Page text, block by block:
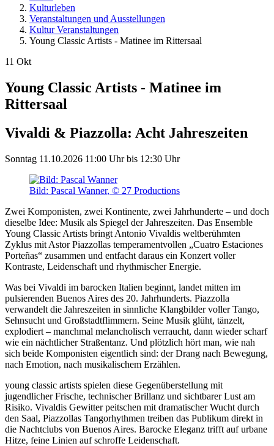
Kulturleben
Veranstaltungen und Ausstellungen
Kultur Veranstaltungen
Young Classic Artists - Matinee im Rittersaal
11 Okt
Young Classic Artists - Matinee im
Rittersaal
Vivaldi & Piazzolla: Acht Jahreszeiten
Sonntag 11.10.2026 11:00 Uhrbis 12:30 Uhr
Bild: Pascal Wanner, © 27 Productions
Zwei Komponisten, zwei Kontinente, zwei Jahrhunderte – und doch
dieselbe Idee: Musik als Spiegel der Jahreszeiten. Das Ensemble
Young Classic Artists bringt Antonio Vivaldis weltberühmten
Zyklus mit Astor Piazzollas temperamentvollen „Cuatro Estaciones
Porteñas“ zusammen und entfacht daraus ein Konzert voller
Kontraste, Leidenschaft und rhythmischer Energie.
Was bei Vivaldi im barocken Italien beginnt, landet mitten im
pulsierenden Buenos Aires des 20. Jahrhunderts. Piazzolla
verwandelt die Jahreszeiten in sinnliche Klangbilder voller Tango,
Sehnsucht und Großstadtflimmern. Seine Musik glüht, tänzelt,
explodiert – manchmal melancholisch verraucht, dann wieder scharf
wie ein nächtlicher Straßentanz. Und plötzlich hört man, wie nah
sich beide Komponisten eigentlich sind: der Drang nach Bewegung,
nach Emotion, nach musikalischem Erzählen.
young classic artists spielen diese Gegenüberstellung mit
jugendlicher Frische, technischer Brillanz und sichtbarer Lust am
Risiko. Vivaldis Gewitter peitschen mit dramatischer Wucht durch
den Saal, Piazzollas Tangorhythmen treiben das Publikum direkt in
die Nachtclubs von Buenos Aires. Barocke Eleganz trifft auf urbane
Hitze, feine Linien auf schroffe Leidenschaft.